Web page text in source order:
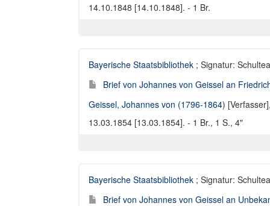
14.10.1848 [14.10.1848]. - 1 Br.
Bayerische Staatsbibliothek ; Signatur:
Brief von Johannes von Geissel an
Geissel, Johannes von (1796-1864)
13.03.1854 [13.03.1854]. - 1 Br., 1 S., 4"
Bayerische Staatsbibliothek ; Signatur:
Brief von Johannes von Geissel an